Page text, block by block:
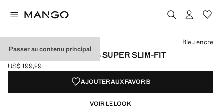
Passer au contenu principal
VESTE COSTUME PARÍS SUPER SLIM-FIT
Prix actuel [US$ 199,99 ]
US$ 199,99
Choisissez une couleur
Couleur Bleu encre sélectionnée
Couleur Noir
Couleur Bleu marine foncé
Bleu encre
AJOUTER AUX FAVORIS
VOIR LE LOOK